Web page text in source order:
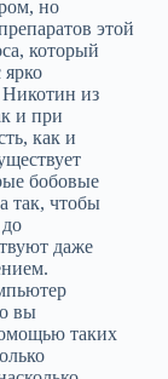
но
этой
который
из
и при
как и
бобовые
так, чтобы
даже
вы
таких